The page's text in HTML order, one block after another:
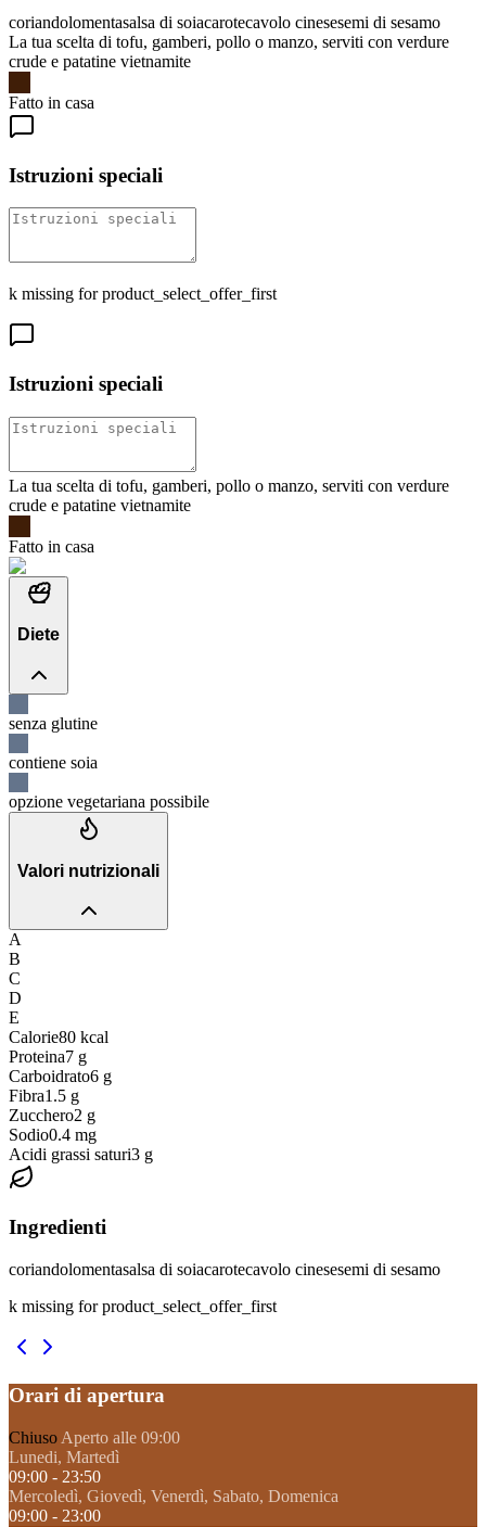
coriandolomentasalsa di soiacarotecavolo cinesesemi di sesamo
La tua scelta di tofu, gamberi, pollo o manzo, serviti con verdure
crude e patatine vietnamite
Fatto in casa
Istruzioni speciali
k missing for product_select_offer_first
Istruzioni speciali
La tua scelta di tofu, gamberi, pollo o manzo, serviti con verdure
crude e patatine vietnamite
Fatto in casa
Diete
senza glutine
contiene soia
opzione vegetariana possibile
Valori nutrizionali
A
B
C
D
E
Calorie80 kcal
Proteina7 g
Carboidrato6 g
Fibra1.5 g
Zucchero2 g
Sodio0.4 mg
Acidi grassi saturi3 g
Ingredienti
coriandolomentasalsa di soiacarotecavolo cinesesemi di sesamo
k missing for product_select_offer_first
Orari di apertura
Chiuso Aperto alle 09:00
Lunedi, Martedì
09:00 - 23:50
Mercoledì, Giovedì, Venerdì, Sabato, Domenica
09:00 - 23:00